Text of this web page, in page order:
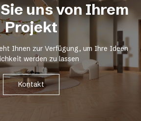
uns von Ihrem
Projekt
Ihnen zur Verfügung, um Ihre Ideen
werden zu lassen
Kontakt